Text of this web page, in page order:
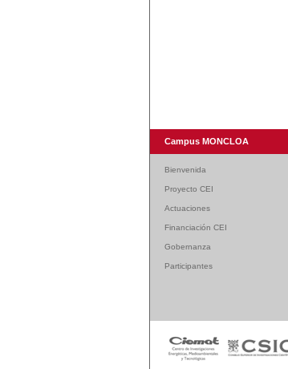
Campus MONCLOA
Bienvenida
Proyecto CEI
Actuaciones
Financiación CEI
Gobernanza
Participantes